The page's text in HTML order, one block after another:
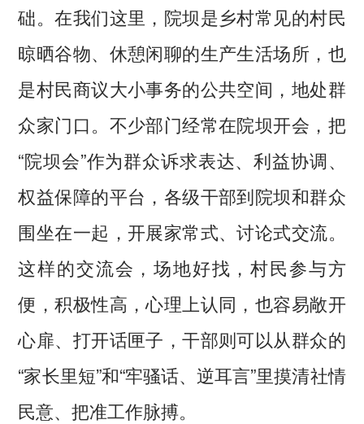
础。在我们这里，院坝是乡村常见的村民
晾晒谷物、休憩闲聊的生产生活场所，也
是村民商议大小事务的公共空间，地处群
众家门口。不少部门经常在院坝开会，把
“院坝会”作为群众诉求表达、利益协调、
权益保障的平台，各级干部到院坝和群众
围坐在一起，开展家常式、讨论式交流。
这样的交流会，场地好找，村民参与方
便，积极性高，心理上认同，也容易敞开
心扉、打开话匣子，干部则可以从群众的
“家长里短”和“牢骚话、逆耳言”里摸清社情
民意、把准工作脉搏。